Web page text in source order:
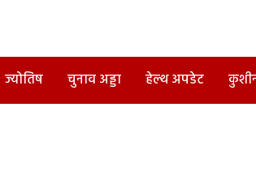
ज्योतिष चुनाव अड्डा हेल्थ अपडेट